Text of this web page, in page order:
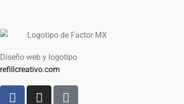
Diseño web y logotipo
refillcreativo.com